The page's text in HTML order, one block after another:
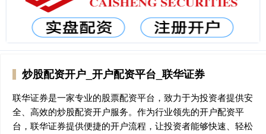
炒股配资开户_开户配资平台_联华证券
联华证券是一家专业的股票配资平台，致力于为投资者提供安
全、高效的炒股配资开户服务。作为行业领先的开户配资平
台，联华证券提供便捷的开户流程，让投资者能够快速、轻松